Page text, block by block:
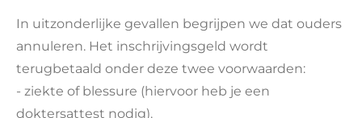
In uitzonderlijke gevallen begrijpen we dat ouders
annuleren. Het inschrijvingsgeld wordt
terugbetaald onder deze twee voorwaarden:
- ziekte of blessure (hiervoor heb je een
doktersattest nodig).